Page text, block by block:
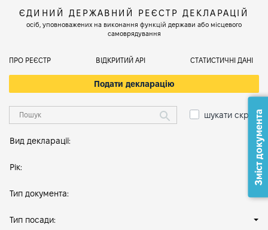
ЄДИНИЙ ДЕРЖАВНИЙ РЕЄСТР ДЕКЛАРАЦІЙ
осіб, уповноважених на виконання функцій держави або місцевого
самоврядування
ПРО РЕЄСТР ВІДКРИТИЙ АРІ СТАТИСТИЧНІ ДАНІ
Подати декларацію
шукати скрізь
Вид декларації:
Рік:
Тип документа:
Тип посади:
Зміст документа